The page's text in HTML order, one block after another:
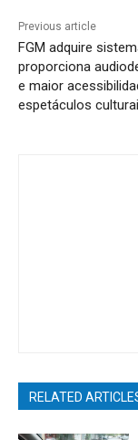
Previous article
FGM adquire
proporciona
e maior
espetáculos
RELATED